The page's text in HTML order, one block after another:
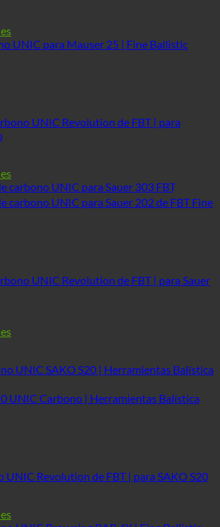
UNIC Revolution de FBT | para
UNIC Revolution de FBT | para Sauer
UNIC Revolution de FBT | para SAKO S20